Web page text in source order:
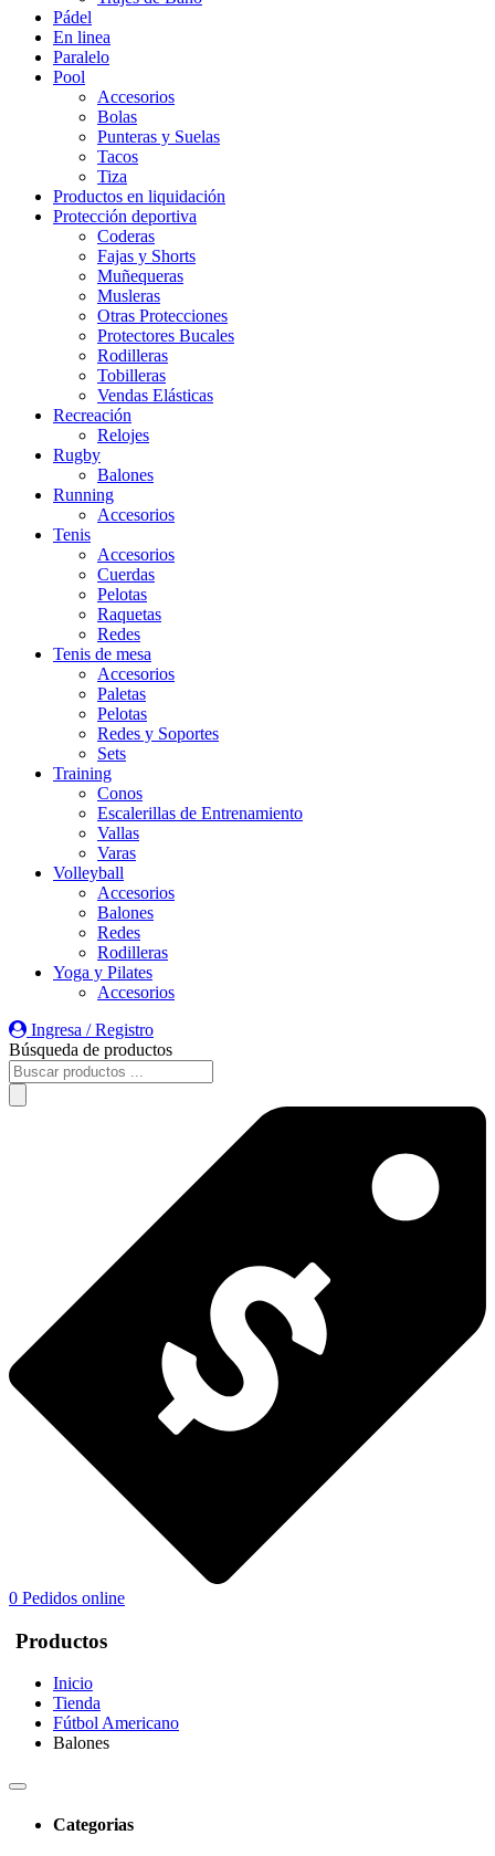
Pádel
En linea
Paralelo
Pool
Accesorios
Bolas
Punteras y Suelas
Tacos
Tiza
Productos en liquidación
Protección deportiva
Coderas
Fajas y Shorts
Muñequeras
Musleras
Otras Protecciones
Protectores Bucales
Rodilleras
Tobilleras
Vendas Elásticas
Recreación
Relojes
Rugby
Balones
Running
Accesorios
Tenis
Accesorios
Cuerdas
Pelotas
Raquetas
Redes
Tenis de mesa
Accesorios
Paletas
Pelotas
Redes y Soportes
Sets
Training
Conos
Escalerillas de Entrenamiento
Vallas
Varas
Volleyball
Accesorios
Balones
Redes
Rodilleras
Yoga y Pilates
Accesorios
Ingresa / Registro
Búsqueda de productos
0 Pedidos online
Productos
Inicio
Tienda
Fútbol Americano
Balones
Categorias